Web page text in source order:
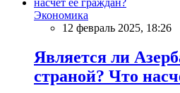
Экономика
12 февраль 2025, 18:26
Является ли
страной? Что